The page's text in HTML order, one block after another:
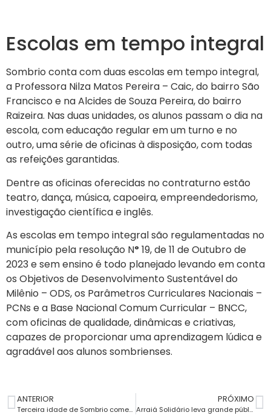
Escolas em tempo integral
Sombrio conta com duas escolas em tempo integral,
a Professora Nilza Matos Pereira – Caic, do bairro São
Francisco e na Alcides de Souza Pereira, do bairro
Raizeira. Nas duas unidades, os alunos passam o dia na
escola, com educação regular em um turno e no
outro, uma série de oficinas à disposição, com todas
as refeições garantidas.
Dentre as oficinas oferecidas no contraturno estão
teatro, dança, música, capoeira, empreendedorismo,
investigação científica e inglês.
As escolas em tempo integral são regulamentadas no
município pela resolução Nº 19, de 11 de Outubro de
2023 e sem ensino é todo planejado levando em conta
os Objetivos de Desenvolvimento Sustentável do
Milênio – ODS, os Parâmetros Curriculares Nacionais –
PCNs e a Base Nacional Comum Curricular – BNCC,
com oficinas de qualidade, dinâmicas e criativas,
capazes de proporcionar uma aprendizagem lúdica e
agradável aos alunos sombrienses.
ANTERIOR
Terceira idade de Sombrio comemora participação em grande evento esportivo
PRÓXIMO
Arraiá Solidário leva grande público ao Shopping Japonês de Sombrio